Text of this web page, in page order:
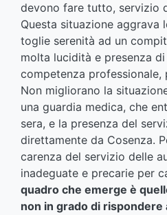
devono fare tutto, servizio
Questa situazione aggrava
toglie serenità ad un
molta lucidità e presenza
competenza professionale,
Non migliorano la
una guardia medica, che
sera, e la presenza del
direttamente da Cosenza.
carenza del servizio delle
inadeguate e precarie per
quadro che emerge è
non in grado di